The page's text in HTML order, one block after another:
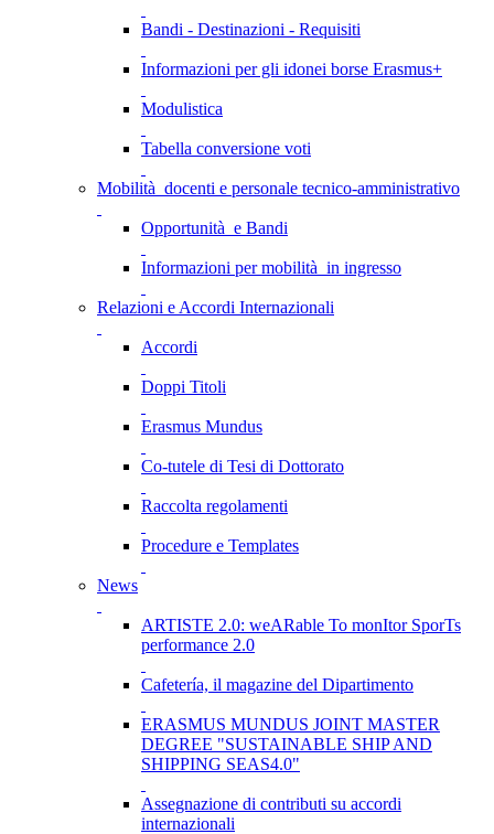
Bandi - Destinazioni - Requisiti
Informazioni per gli idonei borse Erasmus+
Modulistica
Tabella conversione voti
Mobilità docenti e personale tecnico-amministrativo
Opportunità e Bandi
Informazioni per mobilità in ingresso
Relazioni e Accordi Internazionali
Accordi
Doppi Titoli
Erasmus Mundus
Co-tutele di Tesi di Dottorato
Raccolta regolamenti
Procedure e Templates
News
ARTISTE 2.0: weARable To monItor SporTs
performance 2.0
Cafetería, il magazine del Dipartimento
ERASMUS MUNDUS JOINT MASTER
DEGREE "SUSTAINABLE SHIP AND
SHIPPING SEAS4.0"
Assegnazione di contributi su accordi
internazionali